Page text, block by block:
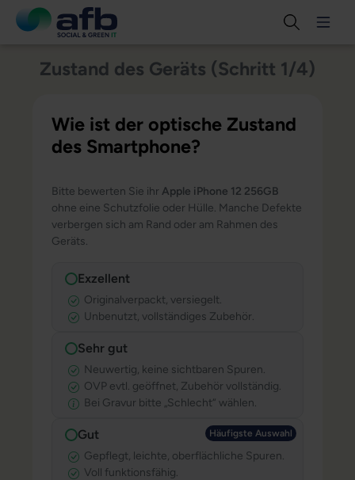
Zustand des Geräts (Schritt 1/4)
Wie ist der optische Zustand
des Smartphone?
Bitte bewerten Sie ihr Apple iPhone 12 256GB
ohne eine Schutzfolie oder Hülle. Manche Defekte
verbergen sich am Rand oder am Rahmen des
Geräts.
Exzellent
Originalverpackt, versiegelt.
Unbenutzt, vollständiges Zubehör.
Sehr gut
Neuwertig, keine sichtbaren Spuren.
OVP evtl. geöffnet, Zubehör vollständig.
Bei Gravur bitte „Schlecht“ wählen.
Häufigste Auswahl Häufigste
Gut
Gepflegt, leichte, oberflächliche Spuren.
Voll funktionsfähig.